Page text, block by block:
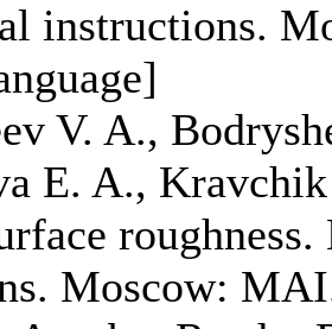
instructions.
V. A.,
E. A.,
Moscow: